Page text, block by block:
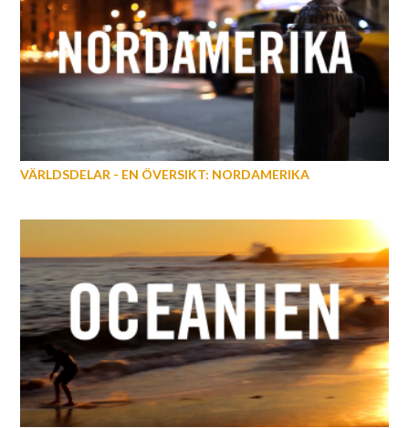
VÄRLDSDELAR - EN ÖVERSIKT: NORDAMERIKA